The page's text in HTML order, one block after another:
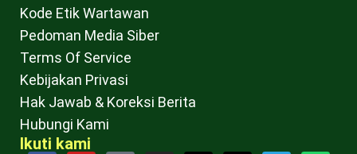
Kode Etik Wartawan
Pedoman Media Siber
Terms Of Service
Kebijakan Privasi
Hak Jawab & Koreksi Berita
Hubungi Kami
Ikuti kami